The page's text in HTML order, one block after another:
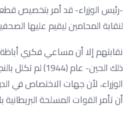
-رئيس‏ ‏الوزراء- ‏قد‏ ‏أمر‏ ‏بتخصيص‏
‏لنقابة‏ ‏المحامين‏ ‏ليقيم‏ ‏عليها‏
نقابتهم‏ ‏إلا‏ ‏أن‏ ‏مساعي‏ ‏فكري‏
ذلك الحين- عام
الوزراء،‏ ‏لأن‏ ‏جهات‏ ‏الاختصاص‏ ‏في‏
‏أن‏ ‏تأمر‏ ‏القوات‏ ‏المسلحة‏